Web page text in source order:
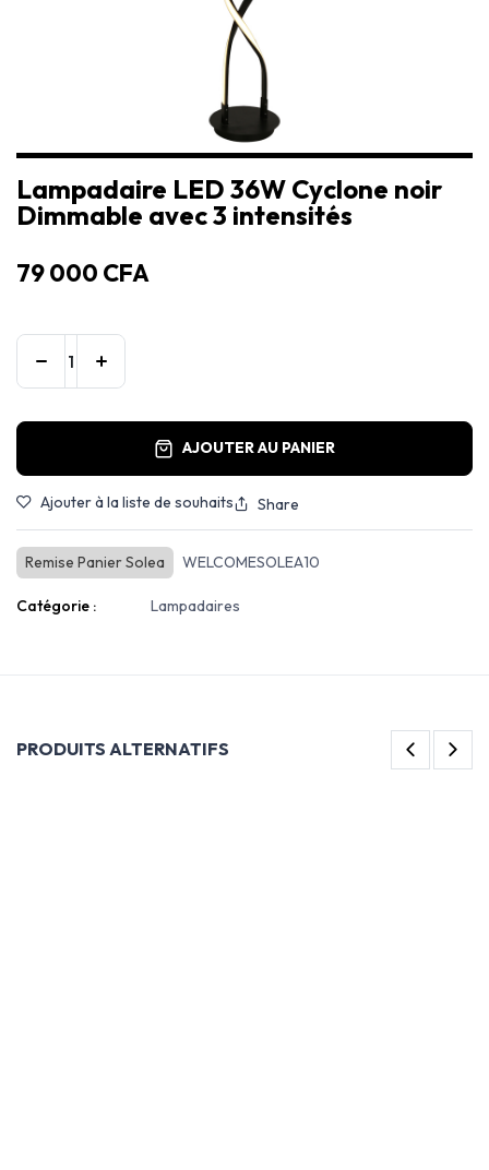
Lampadaire LED 36W Cyclone noir
Dimmable avec 3 intensités
79 000 CFA
AJOUTER AU PANIER
Ajouter à la liste de souhaits Share
Remise Panier Solea WELCOMESOLEA10
Catégorie : Lampadaires
PRODUITS ALTERNATIFS